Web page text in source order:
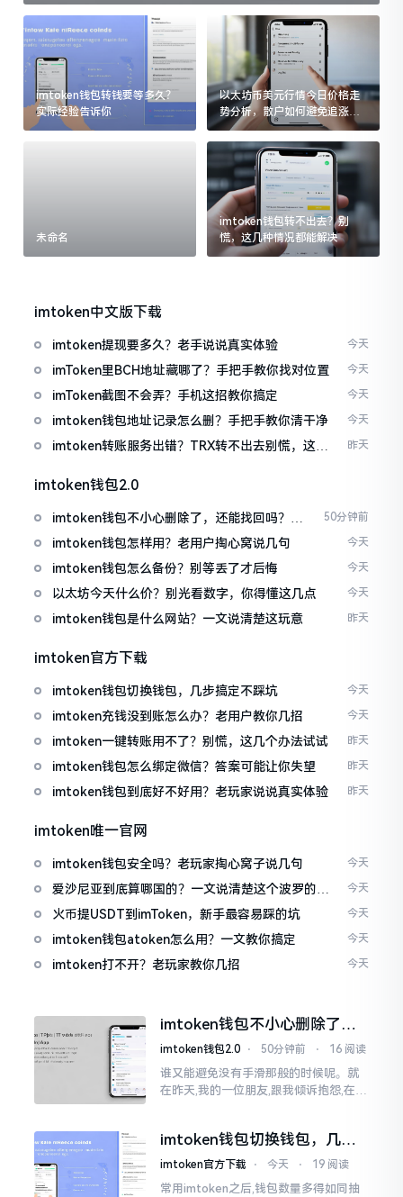
imtoken钱包转钱要等多久？
实际经验告诉你
以太坊币美元行情今日价格走
势分析，散户如何避免追涨杀
跌被套牢
未命名
imtoken钱包转不出去？别
慌，这几种情况都能解决
imtoken中文版下载
imtoken提现要多久？老手说说真实体验 今天
imToken里BCH地址藏哪了？手把手教你找对位置 今天
imToken截图不会弄？手机这招教你搞定 今天
imtoken钱包地址记录怎么删？手把手教你清干净 今天
imtoken转账服务出错？TRX转不出去别慌，这几
昨天
imtoken钱包2.0
imtoken钱包不小心删除了，还能找回吗？手
把手教你恢复
50分钟前
imtoken钱包怎样用？老用户掏心窝说几句 今天
imtoken钱包怎么备份？别等丢了才后悔 今天
以太坊今天什么价？别光看数字，你得懂这几点 今天
imtoken钱包是什么网站？一文说清楚这玩意 昨天
imtoken官方下载
imtoken钱包切换钱包，几步搞定不踩坑 今天
imtoken充钱没到账怎么办？老用户教你几招 今天
imtoken一键转账用不了？别慌，这几个办法试试 昨天
imtoken钱包怎么绑定微信？答案可能让你失望 昨天
imtoken钱包到底好不好用？老玩家说说真实体验 昨天
imtoken唯一官网
imtoken钱包安全吗？老玩家掏心窝子说几句 今天
爱沙尼亚到底算哪国的？一文说清楚这个波罗的海
小国
今天
火币提USDT到imToken，新手最容易踩的坑 今天
imtoken钱包atoken怎么用？一文教你搞定 今天
imtoken打不开？老玩家教你几招 今天
imtoken钱包不小心删除了，
还能找回吗？手把手教你恢复
imtoken钱包2.0 ⋅ 50分钟前 ⋅ 16 阅读
谁又能避免没有手滑那般的时候呢。就
在昨天,我的一位朋友,跟我倾诉抱怨,在进
imtoken钱包切换钱包，几步
搞定不踩坑
imtoken官方下载 ⋅ 今天 ⋅ 19 阅读
常用imtoken之后,钱包数量多得如同抽